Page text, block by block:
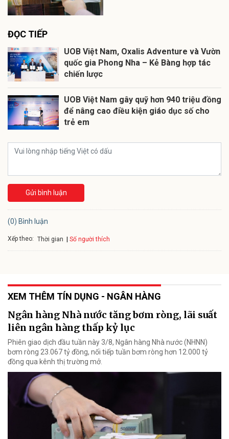
ĐỌC TIẾP
UOB Việt Nam, Oxalis Adventure và Vườn
quốc gia Phong Nha – Kẻ Bàng hợp tác
chiến lược
UOB Việt Nam gây quỹ hơn 940 triệu đồng
để nâng cao điều kiện giáo dục số cho
trẻ em
Gửi bình luận
(0) Bình luận
Xếp theo: Thời gian Số người thích
XEM THÊM TÍN DỤNG - NGÂN HÀNG
Ngân hàng Nhà nước tăng bơm ròng, lãi suất
liên ngân hàng thấp kỷ lục
Phiên giao dịch đầu tuần này 3/8, Ngân hàng Nhà nước (NHNN)
bơm ròng 23.067 tỷ đồng, nối tiếp tuần bơm ròng hơn 12.000 tỷ
đồng qua kênh thị trường mở.